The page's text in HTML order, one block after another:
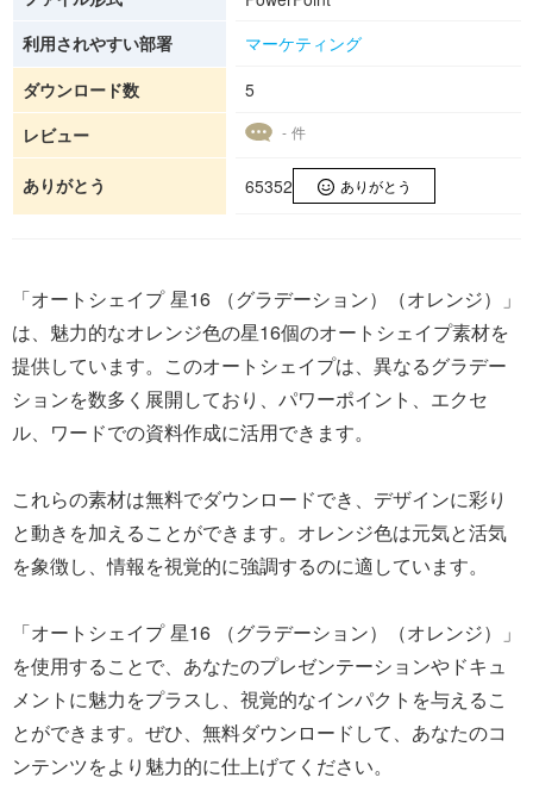
利用されやすい部署
マーケティング
ダウンロード数
5
レビュー
- 件
ありがとう 65352 ありがとう
「オートシェイプ 星16 （グラデーション）（オレンジ）」
は、魅力的なオレンジ色の星16個のオートシェイプ素材を
提供しています。このオートシェイプは、異なるグラデー
ションを数多く展開しており、パワーポイント、エクセ
ル、ワードでの資料作成に活用できます。
これらの素材は無料でダウンロードでき、デザインに彩り
と動きを加えることができます。オレンジ色は元気と活気
を象徴し、情報を視覚的に強調するのに適しています。
「オートシェイプ 星16 （グラデーション）（オレンジ）」
を使用することで、あなたのプレゼンテーションやドキュ
メントに魅力をプラスし、視覚的なインパクトを与えるこ
とができます。ぜひ、無料ダウンロードして、あなたのコ
ンテンツをより魅力的に仕上げてください。